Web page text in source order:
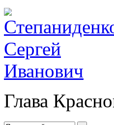
Глава